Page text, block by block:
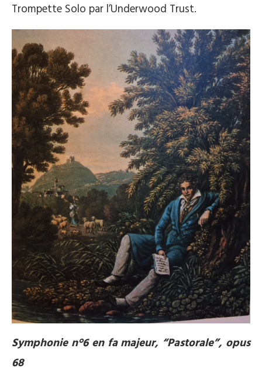
Trompette Solo par l’Underwood Trust.
Symphonie n°6 en fa majeur, “Pastorale”, opus
68